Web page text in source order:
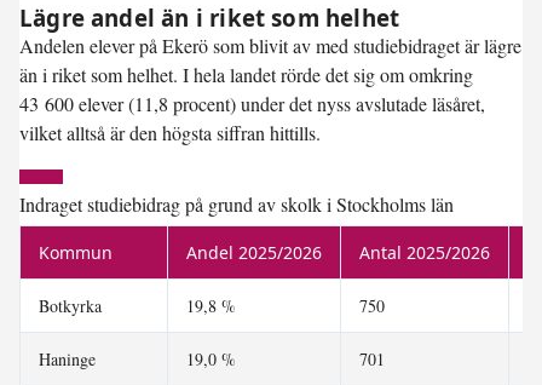
Lägre andel än i riket som helhet
Andelen elever på Ekerö som blivit av med studiebidraget är lägre
än i riket som helhet. I hela landet rörde det sig om omkring
43 600 elever (11,8 procent) under det nyss avslutade läsåret,
vilket alltså är den högsta siffran hittills.
Indraget studiebidrag på grund av skolk i Stockholms län
Kommun Andel 2025/2026 Antal 2025/2026
Botkyrka 19,8 % 750
Haninge 19,0 % 701